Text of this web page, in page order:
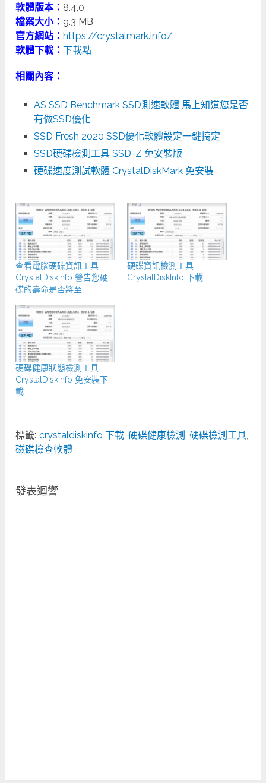
軟體版本： 8.4.0
檔案大小： 9.3 MB
官方網站： https://crystalmark.info/
軟體下載：下載點
相關內容：
AS SSD Benchmark SSD測速軟體 馬上知道您是否
有做SSD優化
SSD Fresh 2020 SSD優化軟體設定一鍵搞定
SSD硬碟檢測工具 SSD-Z 免安裝版
硬碟速度測試軟體 CrystalDiskMark 免安裝
查看電腦硬碟資訊工具
CrystalDiskInfo 警告您硬
碟的壽命是否將至
硬碟資訊檢測工具
CrystalDiskInfo 下載
硬碟健康狀態檢測工具
CrystalDiskInfo 免安裝下
載
標籤: crystaldiskinfo 下載,硬碟健康檢測,硬碟檢測工具,
磁碟檢查軟體
發表迴響